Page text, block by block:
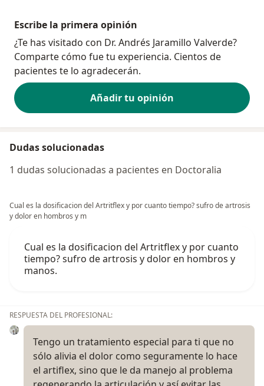
Escribe la primera opinión
¿Te has visitado con Dr. Andrés Jaramillo Valverde?
Comparte cómo fue tu experiencia. Cientos de
pacientes te lo agradecerán.
Añadir tu opinión
Dudas solucionadas
1 dudas solucionadas a pacientes en Doctoralia
Cual es la dosificacion del Artritflex y por cuanto tiempo? sufro de artrosis
y dolor en hombros y m
Cual es la dosificacion del Artritflex y por cuanto
tiempo? sufro de artrosis y dolor en hombros y
manos.
RESPUESTA DEL PROFESIONAL:
Tengo un tratamiento especial para ti que no
sólo alivia el dolor como seguramente lo hace
el artiflex, sino que le da manejo al problema